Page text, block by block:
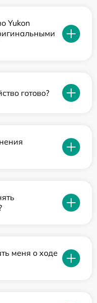
Yukon
готово?
меня о ходе